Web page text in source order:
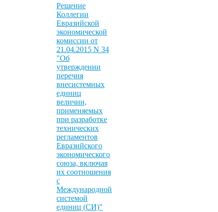
Решение
Коллегии
Евразийской
экономической
комиссии от
21.04.2015 N 34
"Об
утверждении
перечня
внесистемных
единиц
величин,
применяемых
при разработке
технических
регламентов
Евразийского
экономического
союза, включая
их соотношения
с
Международной
системой
единиц (СИ)"